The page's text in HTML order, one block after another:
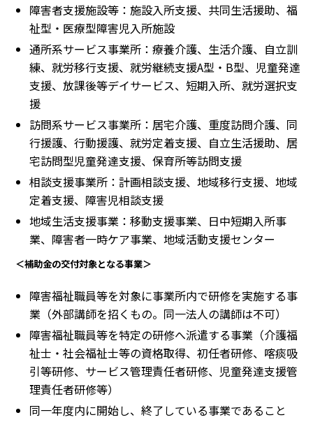
障害者支援施設等：施設入所支援、共同生活援助、福
祉型・医療型障害児入所施設
通所系サービス事業所：療養介護、生活介護、自立訓
練、就労移行支援、就労継続支援A型・B型、児童発達
支援、放課後等デイサービス、短期入所、就労選択支
援
訪問系サービス事業所：居宅介護、重度訪問介護、同
行援護、行動援護、就労定着支援、自立生活援助、居
宅訪問型児童発達支援、保育所等訪問支援
相談支援事業所：計画相談支援、地域移行支援、地域
定着支援、障害児相談支援
地域生活支援事業：移動支援事業、日中短期入所事
業、障害者一時ケア事業、地域活動支援センター
＜補助金の交付対象となる事業＞
障害福祉職員等を対象に事業所内で研修を実施する事
業（外部講師を招くもの。同一法人の講師は不可）
障害福祉職員等を特定の研修へ派遣する事業（介護福
祉士・社会福祉士等の資格取得、初任者研修、喀痰吸
引等研修、サービス管理責任者研修、児童発達支援管
理責任者研修等）
同一年度内に開始し、終了している事業であること